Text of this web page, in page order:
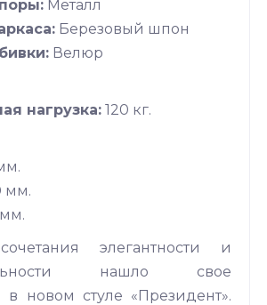
Металл
Березовый шпон
Велюр
нагрузка: 120 кг.
мм.
элегантности и
нашло свое
новом стуле «Президент».